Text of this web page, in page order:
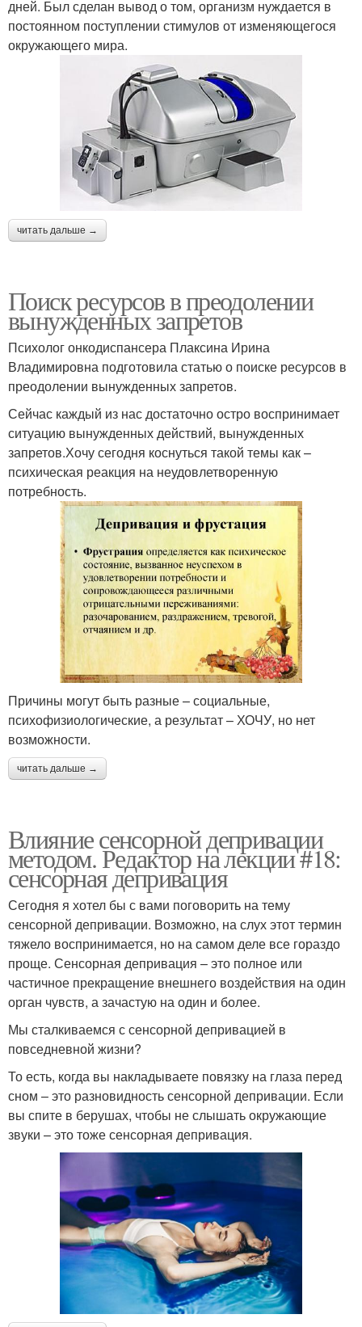
дней. Был сделан вывод о том, организм нуждается в
постоянном поступлении стимулов от изменяющегося
окружающего мира.
читать дальше →
Поиск ресурсов в преодолении
вынужденных запретов
Психолог онкодиспансера Плаксина Ирина
Владимировна подготовила статью о поиске ресурсов в
преодолении вынужденных запретов.
Сейчас каждый из нас достаточно остро воспринимает
ситуацию вынужденных действий, вынужденных
запретов.Хочу сегодня коснуться такой темы как –
психическая реакция на неудовлетворенную
потребность.
Причины могут быть разные – социальные,
психофизиологические, а результат – ХОЧУ, но нет
возможности.
читать дальше →
Влияние сенсорной депривации
методом. Редактор на лекции #18:
сенсорная депривация
Сегодня я хотел бы с вами поговорить на тему
сенсорной депривации. Возможно, на слух этот термин
тяжело воспринимается, но на самом деле все гораздо
проще. Сенсорная депривация – это полное или
частичное прекращение внешнего воздействия на один
орган чувств, а зачастую на один и более.
Мы сталкиваемся с сенсорной депривацией в
повседневной жизни?
То есть, когда вы накладываете повязку на глаза перед
сном – это разновидность сенсорной депривации. Если
вы спите в берушах, чтобы не слышать окружающие
звуки – это тоже сенсорная депривация.